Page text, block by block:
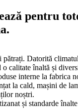
pentru
pătrați. Datorită
calitate înaltă și
interne la
la cald, mașini de
noștri.
și standarde